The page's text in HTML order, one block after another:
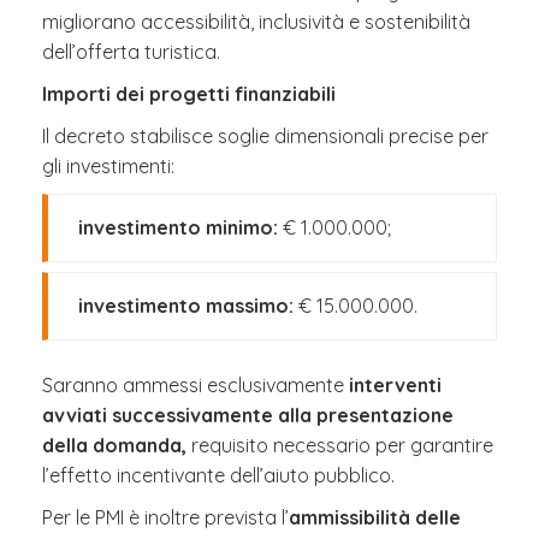
migliorano accessibilità, inclusività e sostenibilità
dell’offerta turistica.
Importi dei progetti finanziabili
Il decreto stabilisce soglie dimensionali precise per
gli investimenti:
investimento minimo: € 1.000.000;
investimento massimo: € 15.000.000.
Saranno ammessi esclusivamente interventi
avviati successivamente alla presentazione
della domanda, requisito necessario per garantire
l’effetto incentivante dell’aiuto pubblico.
Per le PMI è inoltre prevista l’ammissibilità delle